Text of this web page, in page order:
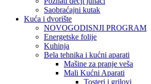
Saobraćajni kutak
Kuća i dvorište
NOVOGODISNJI PROGRAM
Energetske folije
Kuhinja
Bela tehnika i kućni aparati
Mašine za pranje veša
Mali Kućni Aparati
Tosteri i grilovi